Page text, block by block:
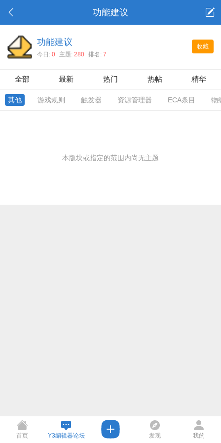
功能建议
收藏
功能建议
今日: 0 主题: 280 排名: 7
全部 最新 热门 热帖 精华
其他 游戏规则 触发器 资源管理器 ECA条目 物
本版块或指定的范围内尚无主题
首页 Y3编辑器论坛 发现 我的